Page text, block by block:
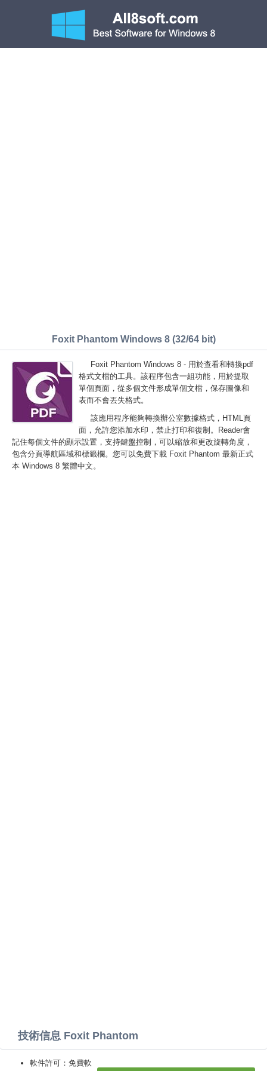
Foxit Phantom Windows 8 (32/64 bit)
Foxit Phantom Windows 8 - 用於查看和轉換pdf
格式文檔的工具。該程序包含一組功能，用於提取
單個頁面，從多個文件形成單個文檔，保存圖像和
表而不會丟失格式。
該應用程序能夠轉換辦公室數據格式，HTML頁
面，允許您添加水印，禁止打印和復制。Reader會
記住每個文件的顯示設置，支持鍵盤控制，可以縮放和更改旋轉角度，
包含分頁導航區域和標籤欄。您可以免費下載 Foxit Phantom 最新正式
本 Windows 8 繁體中文。
技術信息 Foxit Phantom
軟件許可：免費軟